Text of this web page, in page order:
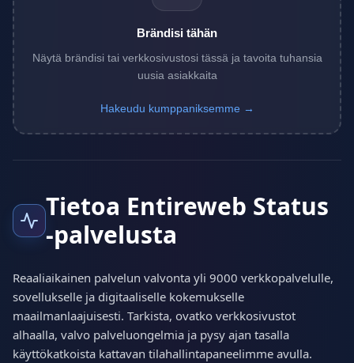
Brändisi tähän
Näytä brändisi tai verkkosivustosi tässä ja tavoita tuhansia
uusia asiakkaita
Hakeudu kumppaniksemme →
Tietoa Entireweb Status
-palvelusta
Reaaliaikainen palvelun valvonta yli 9000 verkkopalvelulle,
sovellukselle ja digitaaliselle kokemukselle
maailmanlaajuisesti. Tarkista, ovatko verkkosivustot
alhaalla, valvo palveluongelmia ja pysy ajan tasalla
käyttökatkoista kattavan tilahallintapaneelimme avulla.